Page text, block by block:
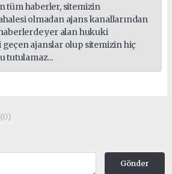
tüm haberler, sitemizin
olmadan ajans kanallarından
yer alan hukuki
ajanslar olup sitemizin hiç
tutulamaz...
(0)
Gönder